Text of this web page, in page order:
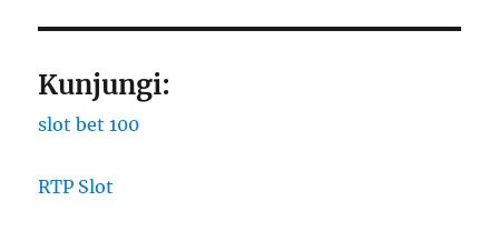
Kunjungi:
slot bet 100
RTP Slot